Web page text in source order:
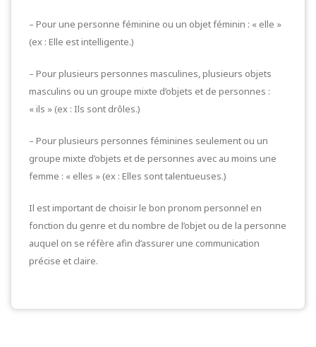
– Pour une personne féminine ou un objet féminin : « elle »
(ex : Elle est intelligente.)
– Pour plusieurs personnes masculines, plusieurs objets
masculins ou un groupe mixte d’objets et de personnes :
« ils » (ex : Ils sont drôles.)
– Pour plusieurs personnes féminines seulement ou un
groupe mixte d’objets et de personnes avec au moins une
femme : « elles » (ex : Elles sont talentueuses.)
Il est important de choisir le bon pronom personnel en
fonction du genre et du nombre de l’objet ou de la personne
auquel on se réfère afin d’assurer une communication
précise et claire.